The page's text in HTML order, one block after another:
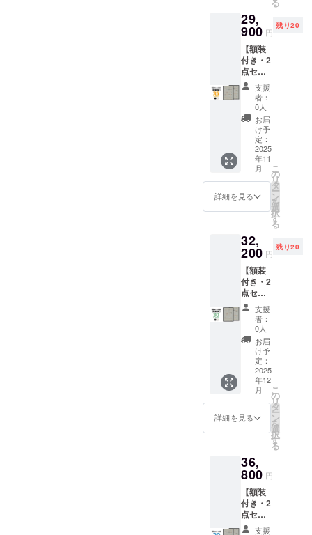
荷時期
が遅れ
る場合
があり
ます
輸80サ
イズに
て1,200
円程の
中継料
追加が
別途必
要とな
ります)
※ご注文
状況、
使用部
材の供
給状
況、製
上の都
合等に
荷時期
が遅れ
る場合
があり
ます
送料込
の価格
です ※
沖縄離
島へは
別途中
継料が
必要で
す(注文
確認後
に料金
をご案
内しま
す-額な
しの場
マト運
輸80サ
円程の
中継料
追加が
別途必
要とな
ります)
※ご注文
状況、
使用部
材の供
給状
況、製
造工程
上の都
合等に
荷時期
が遅れ
があり
ます
アルミ
＋ PET
フィル
ム ・質
量：約
900g ・
生産：
日本 ※
額装し
てお届
けいた
します
※ ポス
ターを
丸めて
るハー
ドケー
しませ
ん ※国
内配送
のみと
なりま
す ※お
届け日
は「お
届け予
定」月
の月末
です ※
送料込
の価格
です ※
島へは
別途中
す(注文
確認後
に料金
をご案
内しま
す-額な
しの場
殊紙
195gs
m ・印
刷：オ
フセッ
ト印刷
・生
産：日
様 ・寸
法：735
x 19 x
529mm
・額
色：白
or 黒 ・
材質：
ム ・質
量：約
900g ・
生産：
日本 ※
額装し
てお届
けいた
します
※ ポス
ターを
丸めて
収納す
るハー
ドケー
属いた
しませ
のみと
なりま
す ※お
届け日
は「お
届け予
定」月
40%OF
F￥27,6
00(税
込) 額装
は
「黒」
か
「白」
を選べ
ます
（セッ
トの2点
は同じ
色にな
りま
す） 内
容 ・動
ター」
x 2 ・額
装 x
2（黒2
点 or 白
2点）
ポス
ター仕
様 ・サ
イズ：
B2(515
x728m
m) ・用
紙：印
刷用特
殊紙
195gs
ト印刷
・生
産：日
本 額仕
様 ・寸
法：735
x 19 x
29,
900 円
残り20
【額装
付き・2
点セッ
ト】 先
着20名
様限
定！ 一
般販売
予定価
￥23,00
0(税込)
x
2=￥46,
000(税
込)のと
→
35%OF
F￥29,9
00(税
込) 額装
は
「黒」
「白」
を選べ
ます
（セッ
トの2点
は同じ
色にな
りま
す） 内
ポス
ター」
x 2 ・額
装（黒2
点 or 白
2点）
ポス
支援
者：
0人
お届
け予
定：
2025
年11
月
詳細を見る
こ
の
リ
タ
ー
ン
を
選
択
す
る
32,
200 円
残り20
【額装
付き・2
点セッ
ト】 先
着20名
様限
定！ 一
般販売
予定価
￥23,00
0(税込)
x
2=￥46,
000(税
込)のと
→
30%OF
F￥32,2
00(税
込) 額装
は
「黒」
支援
者：
0人
お届
け予
定：
2025
年12
月
詳細を見る
こ
の
リ
タ
ー
ン
を
選
択
す
る
36,
800 円
【額装
付き・2
点セッ
ト】 一
支援